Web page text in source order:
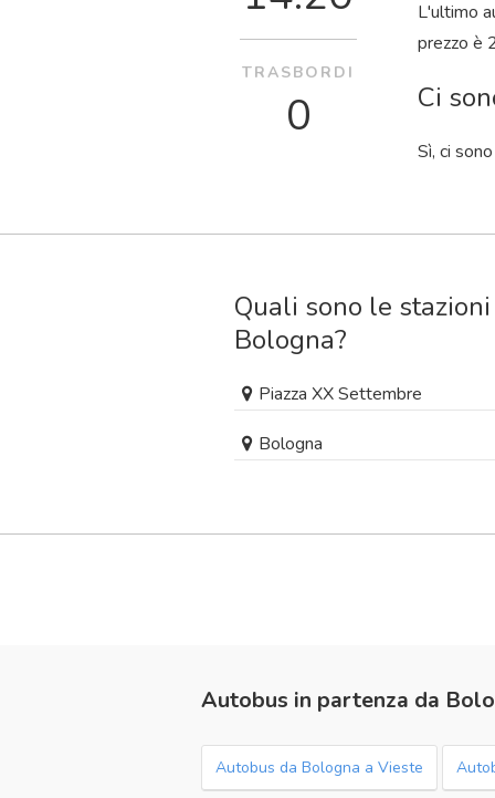
L'ultimo
prezzo è
Ci
Sì, ci
TRASBORDI
0
Quali sono le
Bologna?
Piazza XX Settembre
Bologna
Autobus in partenza da
Autobus da Bologna a Vieste